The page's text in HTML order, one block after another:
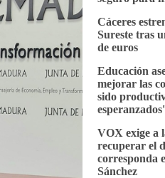
Cáceres
Sureste tras
de euros
Educación
mejorar las
sido
VOX exige a
recuperar el
corresponda
Sánchez